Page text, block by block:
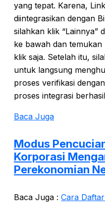
yang tepat. Karena,
diintegrasikan dengan
silahkan klik “Lainnya”
ke bawah dan temukan
klik saja. Setelah itu,
untuk langsung
proses verifikasi
proses integrasi
Baca Juga
Modus
Korporasi
Perekonomian
Baca Juga : Cara